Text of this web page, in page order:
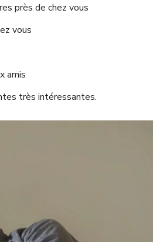
près de chez vous
vous
amis
très intéressantes.